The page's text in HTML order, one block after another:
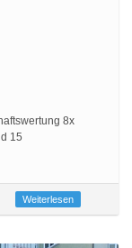
8x
15
Weiterlesen